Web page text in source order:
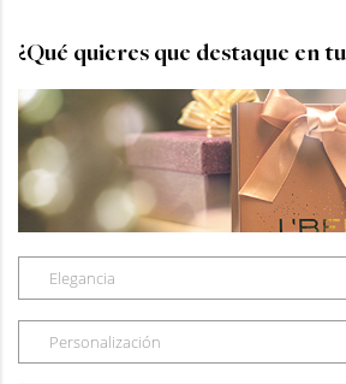
¿Qué quieres que destaque en
Elegancia
Personalización